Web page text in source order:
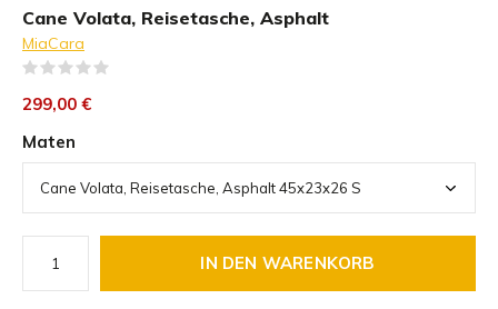
Cane Volata, Reisetasche, Asphalt
MiaCara
299,00 €
Maten
IN DEN WARENKORB